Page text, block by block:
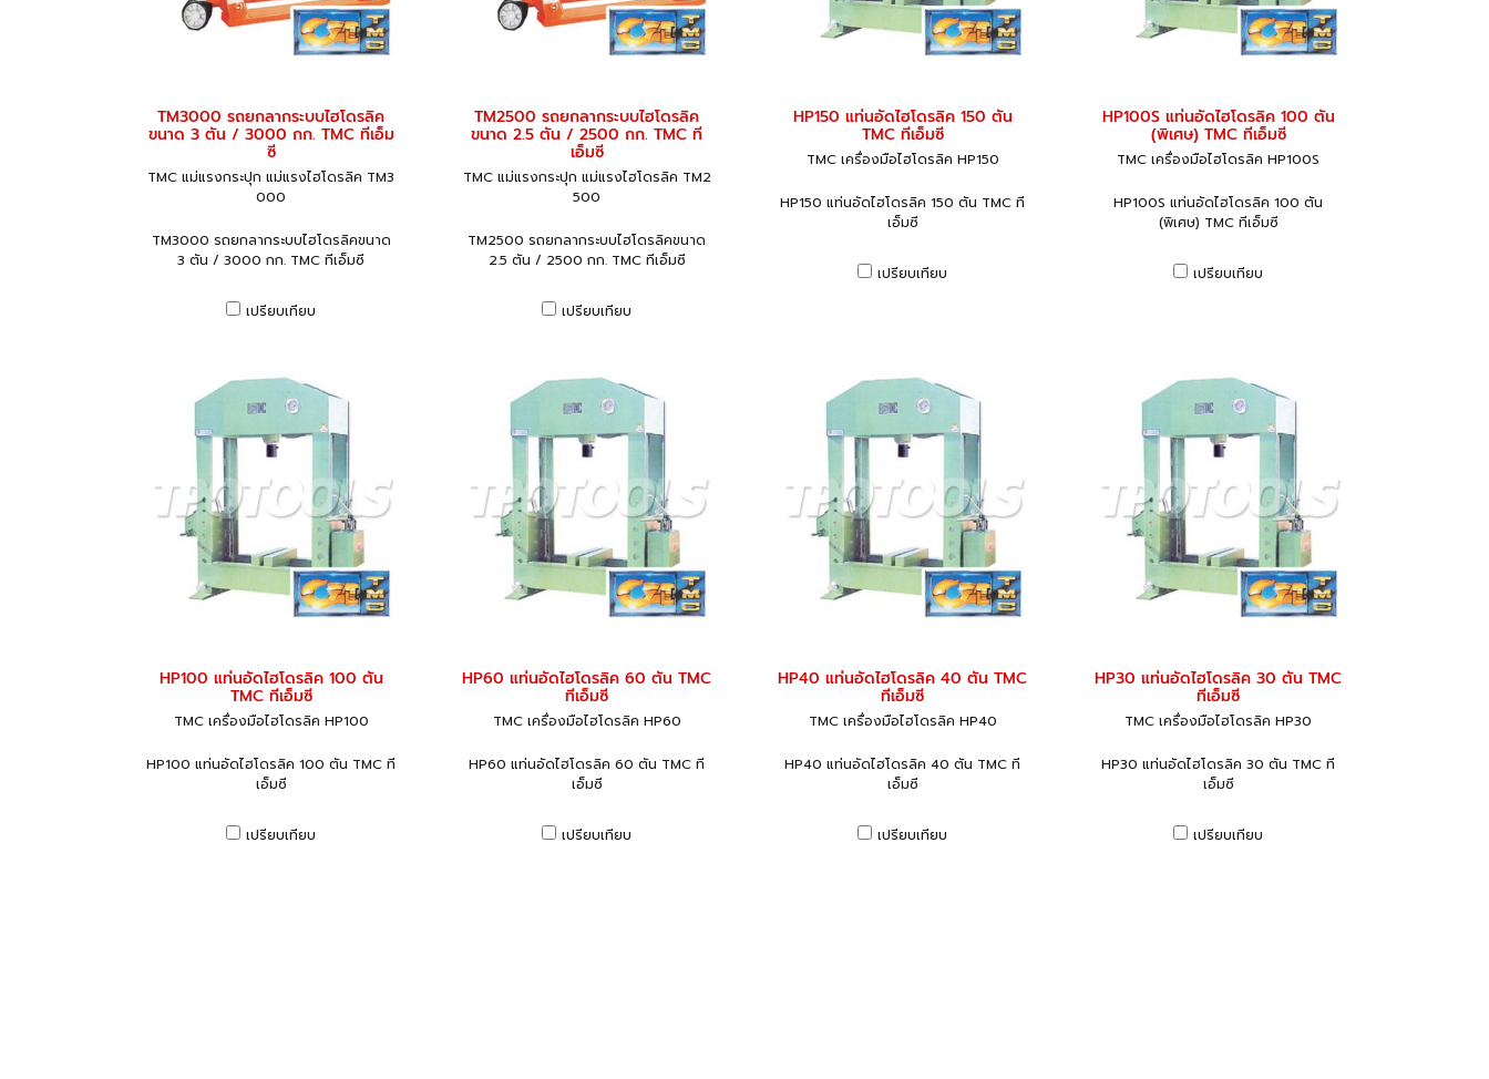
TM3000 รถยกลากระบบไฮโดรลิค
ขนาด 3 ตัน / 3000 กก. TMC ทีเอ็ม
ซี
TMC แม่แรงกระปุก แม่แรงไฮโดรลิค TM3
000
TM3000 รถยกลากระบบไฮโดรลิคขนาด
3 ตัน / 3000 กก. TMC ทีเอ็มซี
เปรียบเทียบ
TM2500 รถยกลากระบบไฮโดรลิค
ขนาด 2.5 ตัน / 2500 กก. TMC ที
เอ็มซี
TMC แม่แรงกระปุก แม่แรงไฮโดรลิค TM2
500
TM2500 รถยกลากระบบไฮโดรลิคขนาด
2.5 ตัน / 2500 กก. TMC ทีเอ็มซี
เปรียบเทียบ
HP150 แท่นอัดไฮโดรลิค 150 ตัน
TMC ทีเอ็มซี
TMC เครื่องมือไฮโดรลิค HP150
HP150 แท่นอัดไฮโดรลิค 150 ตัน TMC ที
เอ็มซี
เปรียบเทียบ
HP100S แท่นอัดไฮโดรลิค 100 ตัน
(พิเศษ) TMC ทีเอ็มซี
TMC เครื่องมือไฮโดรลิค HP100S
HP100S แท่นอัดไฮโดรลิค 100 ตัน
(พิเศษ) TMC ทีเอ็มซี
เปรียบเทียบ
HP100 แท่นอัดไฮโดรลิค 100 ตัน
TMC ทีเอ็มซี
TMC เครื่องมือไฮโดรลิค HP100
HP100 แท่นอัดไฮโดรลิค 100 ตัน TMC ที
เอ็มซี
เปรียบเทียบ
HP60 แท่นอัดไฮโดรลิค 60 ตัน TMC
ทีเอ็มซี
TMC เครื่องมือไฮโดรลิค HP60
HP60 แท่นอัดไฮโดรลิค 60 ตัน TMC ที
เอ็มซี
เปรียบเทียบ
HP40 แท่นอัดไฮโดรลิค 40 ตัน TMC
ทีเอ็มซี
TMC เครื่องมือไฮโดรลิค HP40
HP40 แท่นอัดไฮโดรลิค 40 ตัน TMC ที
เอ็มซี
เปรียบเทียบ
HP30 แท่นอัดไฮโดรลิค 30 ตัน TMC
ทีเอ็มซี
TMC เครื่องมือไฮโดรลิค HP30
HP30 แท่นอัดไฮโดรลิค 30 ตัน TMC ที
เอ็มซี
เปรียบเทียบ